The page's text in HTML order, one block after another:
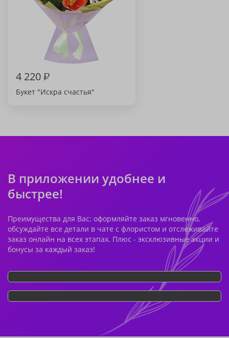
4 220₽
Букет "Искра счастья"
В приложении удобнее и
быстрее!
Преимущества для Вас: оформляйте заказ мгновенно,
обсуждайте все детали в чате с флористом и отслеживайте
заказ онлайн на всех этапах. Плюс - эксклюзивные акции и
бонусы за каждый заказ!